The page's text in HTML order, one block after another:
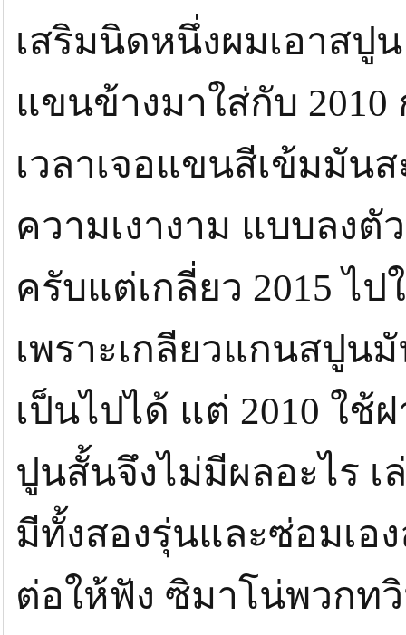
เสริมนิดหนึ่งผมเอาสปู
แขนข้างมาใส่กับ 2010
เวลาเจอแขนสีเข้มมัน
ความเงางาม แบบลงตั
ครับแต่เกลี่ยว 2015 ไป
เพราะเกลียวแกนสปูน
เป็นไปได้ แต่ 2010 ใช้
ปูนสั้นจึงไม่มีผลอะไร
มีทั้งสองรุ่นและซ่อมเอ
ต่อให้ฟัง ซิมาโน่พวกท